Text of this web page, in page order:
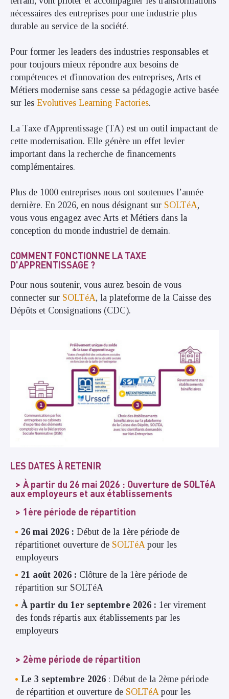
nécessaires des entreprises pour une industrie plus
durable au service de la société.
Pour former les leaders des industries responsables et
pour toujours mieux répondre aux besoins de
compétences et d'innovation des entreprises, Arts et
Métiers modernise sans cesse sa pédagogie active basée
sur les Evolutives Learning Factories.
La Taxe d'Apprentissage (TA) est un outil impactant de
cette modernisation. Elle génère un effet levier
important dans la recherche de financements
complémentaires.
Plus de 1000 entreprises nous ont soutenues l’année
dernière. En 2026, en nous désignant sur SOLTéA,
vous vous engagez avec Arts et Métiers dans la
conception du monde industriel de demain.
COMMENT FONCTIONNE LA TAXE
D'APPRENTISSAGE ?
Pour nous soutenir, vous aurez besoin de vous
connecter sur SOLTéA, la plateforme de la Caisse des
Dépôts et Consignations (CDC).
LES DATES À RETENIR
À partir du 26 mai 2026 : Ouverture de SOLTéA
aux employeurs et aux établissements
1ère période de répartition
26 mai 2026 : Début de la 1ère période de
répartitionet ouverture de SOLTéA pour les
employeurs
21 août 2026 : Clôture de la 1ère période de
répartition sur SOLTéA
À partir du 1er septembre 2026 : 1er virement
des fonds répartis aux établissements par les
employeurs
2ème période de répartition
Le 3 septembre 2026 : Début de la 2ème période
de répartition et ouverture de SOLTéApour les